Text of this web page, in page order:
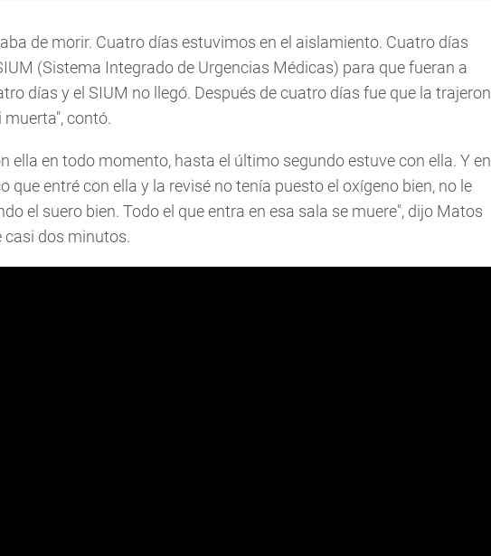
de morir. Cuatro días estuvimos en el aislamiento. Cuatro días
(Sistema Integrado de Urgencias Médicas) para que fueran a
días y el SIUM no llegó. Después de cuatro días fue que la trajeron
contó.
ella en todo momento, hasta el último segundo estuve con ella. Y en
que entré con ella y la revisé no tenía puesto el oxígeno bien, no le
el suero bien. Todo el que entra en esa sala se muere", dijo Matos
casi dos minutos.